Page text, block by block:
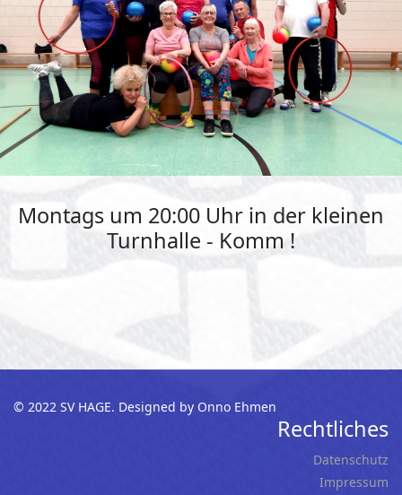
Montags um 20:00 Uhr in der kleinen
Turnhalle - Komm !
© 2022 SV HAGE. Designed by Onno Ehmen
Rechtliches
Datenschutz
Impressum